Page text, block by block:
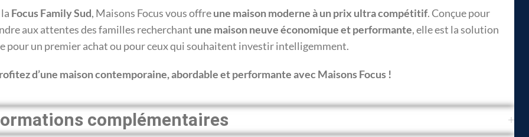
Focus Family Sud, Maisons Focus vous offreune maison moderne à un prix ultra compétitif. Conçue pour
aux attentes des familles recherchant une maison neuve économique et performante, elle est la solution
pour un premier achat ou pour ceux qui souhaitent investir intelligemment.
d’une maison contemporaine, abordable et performante avec Maisons Focus !
complémentaires